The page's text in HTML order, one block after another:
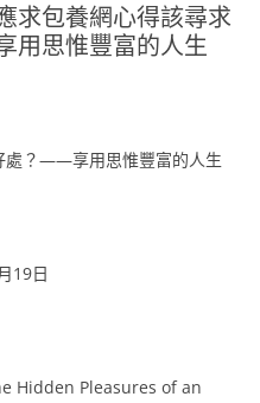
求包養網心得該尋求
思惟豐富的人生
處？——享用思惟豐富的人生
19日
Hidden Pleasures of an